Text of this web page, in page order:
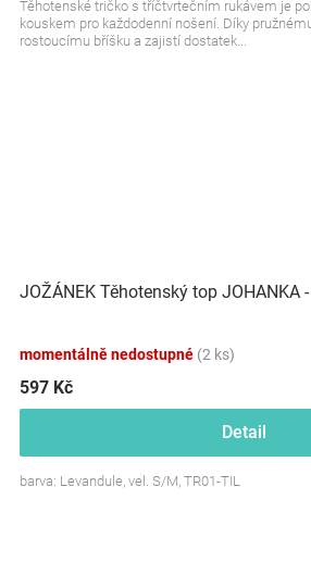
Těhotenské tričko s tříčtvrtečním rukávem je
kouskem pro každodenní nošení. Díky
rostoucímu bříšku a zajistí dostatek...
JOŽÁNEK Těhotenský top JOHANKA
momentálně nedostupné (2 ks)
597 Kč
Detail
barva: Levandule, vel. S/M, TR01-TIL